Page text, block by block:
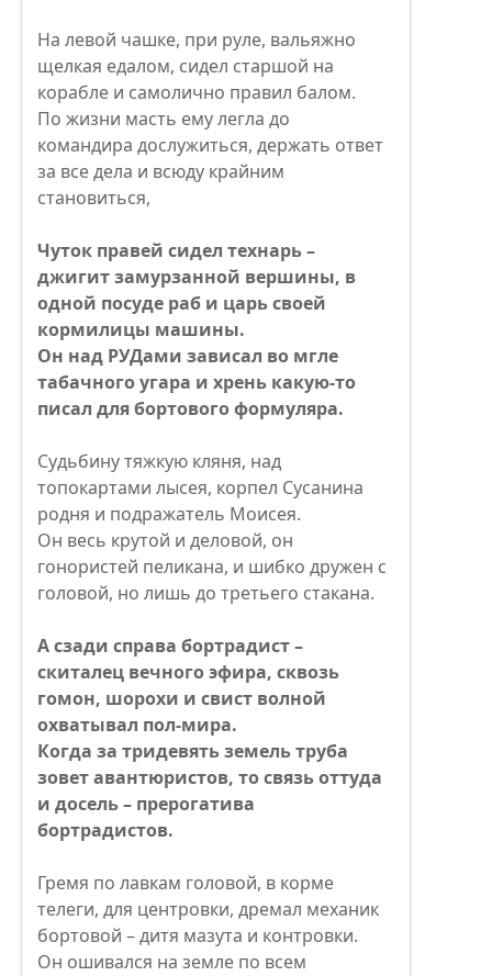
На левой чашке, при руле, вальяжно
щелкая едалом, сидел старшой на
корабле и самолично правил балом.
По жизни масть ему легла до
командира дослужиться, держать ответ
за все дела и всюду крайним
становиться,
Чуток правей сидел технарь –
джигит замурзанной вершины, в
одной посуде раб и царь своей
кормилицы машины.
Он над РУДами зависал во мгле
табачного угара и хрень какую-то
писал для бортового формуляра.
Судьбину тяжкую кляня, над
топокартами лысея, корпел Сусанина
родня и подражатель Моисея.
Он весь крутой и деловой, он
гонористей пеликана, и шибко дружен с
головой, но лишь до третьего стакана.
А сзади справа бортрадист –
скиталец вечного эфира, сквозь
гомон, шорохи и свист волной
охватывал пол-мира.
Когда за тридевять земель труба
зовет авантюристов, то связь оттуда
и досель – прерогатива
бортрадистов.
Гремя по лавкам головой, в корме
телеги, для центровки, дремал механик
бортовой – дитя мазута и контровки.
Он ошивался на земле по всем